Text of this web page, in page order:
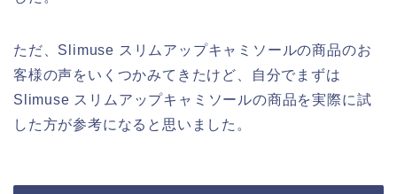
ただ、Slimuse スリムアップキャミソールの商品のお
客様の声をいくつかみてきたけど、自分でまずは
Slimuse スリムアップキャミソールの商品を実際に試
した方が参考になると思いました。